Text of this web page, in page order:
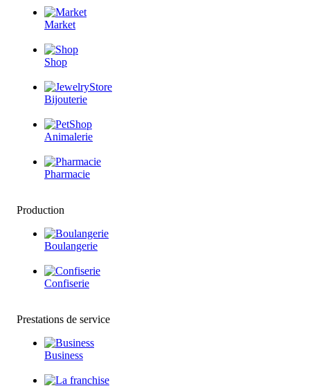
Market
Shop
Bijouterie
Animalerie
Pharmacie
Production
Boulangerie
Confiserie
Prestations de service
Business